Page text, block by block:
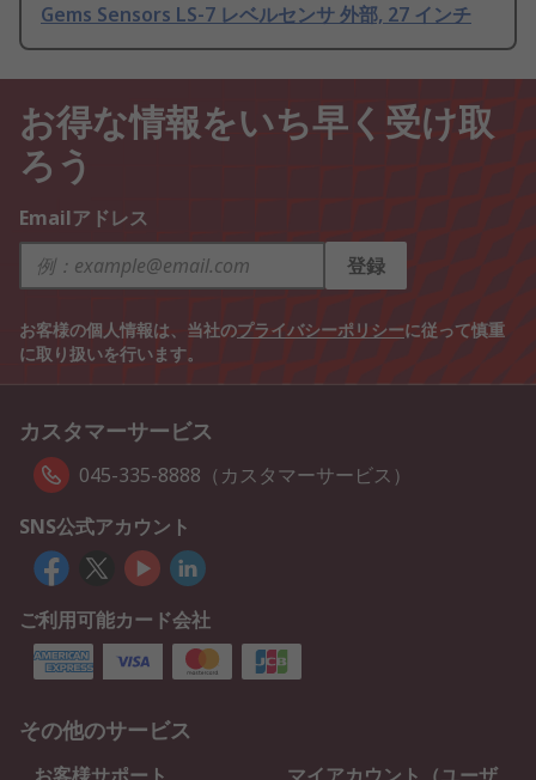
Gems Sensors LS-7 レベルセンサ 外部, 27 インチ
お得な情報をいち早く受け取
ろう
Emailアドレス
登録
お客様の個人情報は、当社のプライバシーポリシーに従って慎重
に取り扱いを行います。
カスタマーサービス
045-335-8888（カスタマーサービス）
SNS公式アカウント
ご利用可能カード会社
その他のサービス